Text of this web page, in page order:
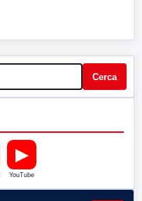
Cerca
▶
YouTube